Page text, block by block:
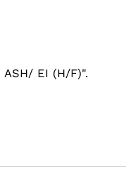
EI (H/F)".